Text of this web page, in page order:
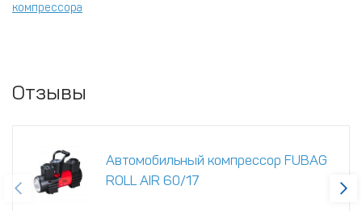
компрессора
Отзывы
Автомобильный компрессор FUBAG
ROLL AIR 60/17